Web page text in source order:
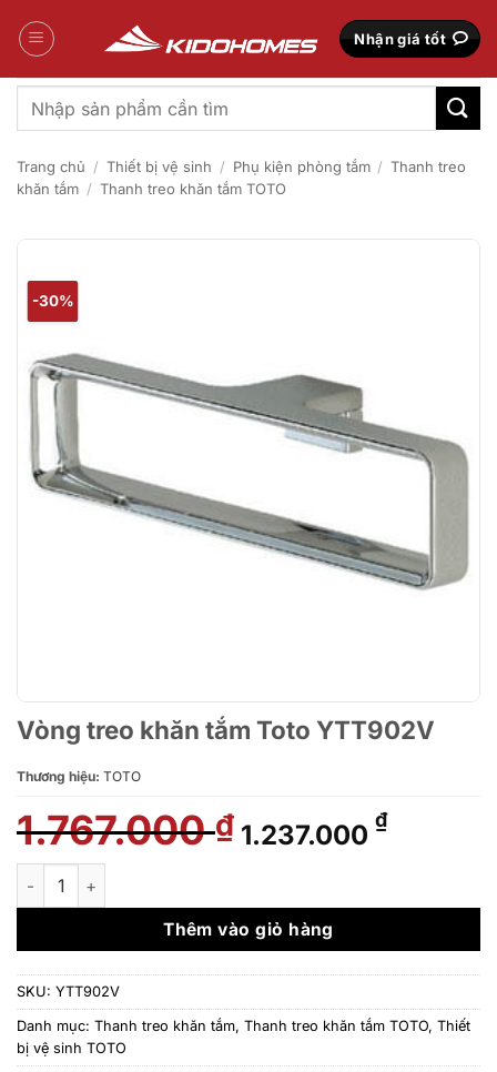
qua
Nhận giá tốt
Tìm
kiếm:
Trang chủ / Thiết bị vệ sinh / Phụ kiện phòng tắm / Thanh treo
khăn tắm / Thanh treo khăn tắm TOTO
-30%
Vòng treo khăn tắm Toto YTT902V
Thương hiệu: TOTO
1.767.000₫ Giá
gốc
1.767.000 ₫.
1.237.000 ₫Giá
là:
Vòng treo khăn tắm Toto YTT902V số lượng
Thêm vào giỏ hàng
SKU: YTT902V
Danh mục: Thanh treo khăn tắm, Thanh treo khăn tắm TOTO, Thiết
bị vệ sinh TOTO